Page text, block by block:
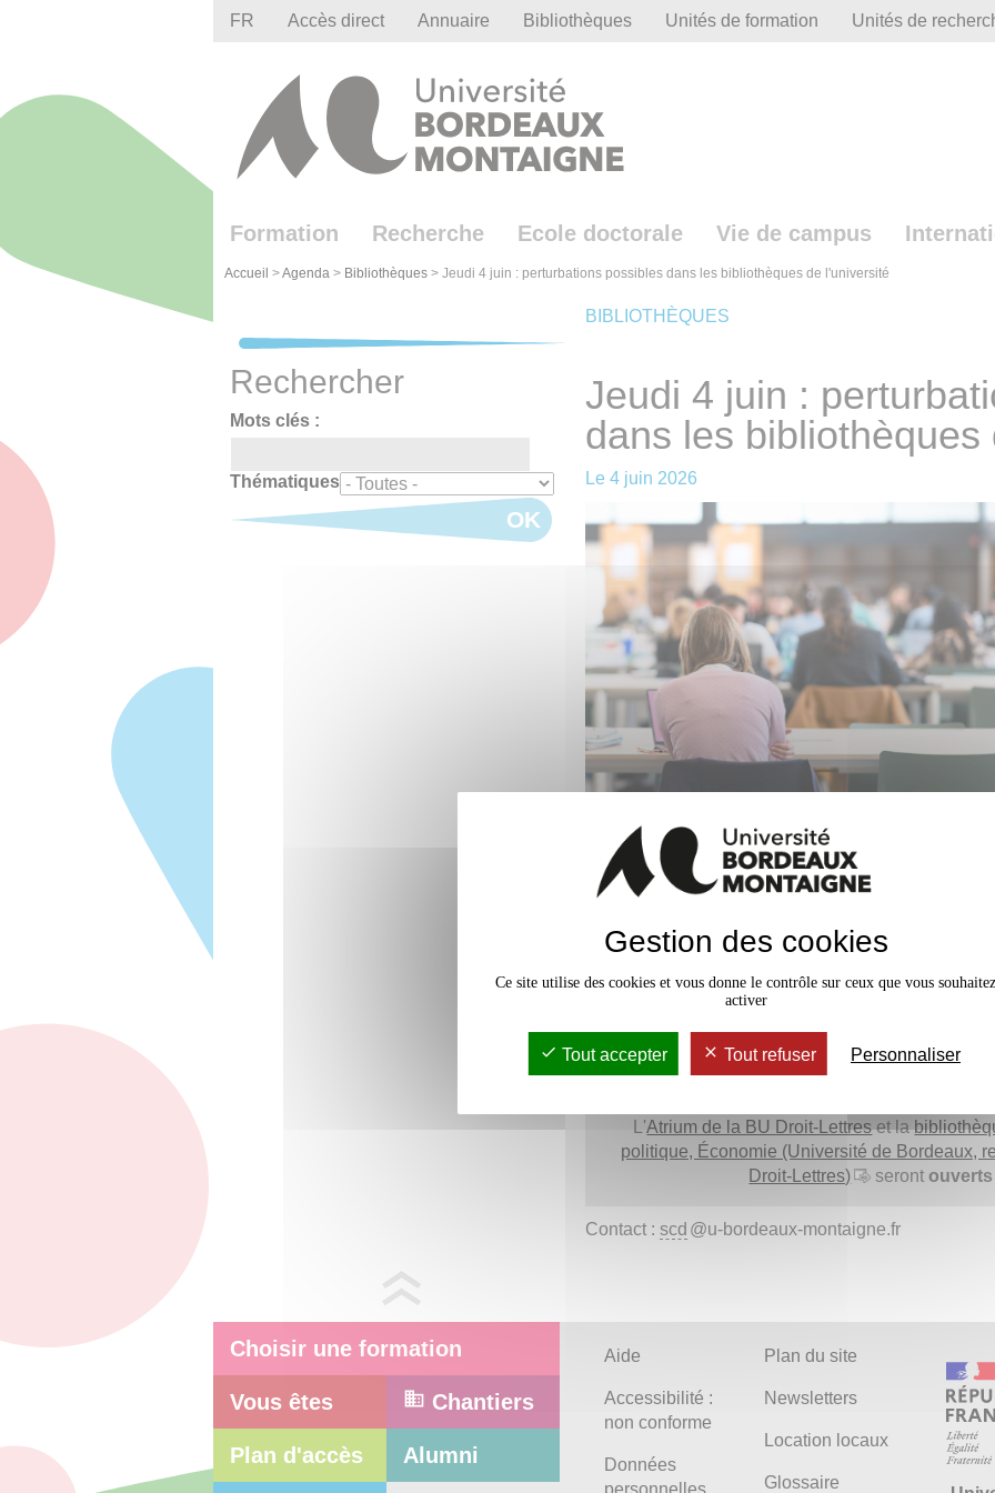
FR Accès direct Annuaire Bibliothèques Unités de formation Unités de
Formation Recherche Ecole doctorale Vie de campus
Accueil >Agenda > Bibliothèques > Jeudi 4 juin : perturbations possibles dans les bibliothèques de l'université
BIBLIOTHÈQUES
Jeudi 4 juin :
dans les bibliothèques
Le 4 juin 2026
Bibliothèque Lettres et
En raison d'une assemblée générale des
services des bibliothèques de l'université
perturbés le jeudi 4 juin entre 11h30 et 13h.
[Mise à jour : 9h30] : les bibliothèques seront
(services ponctuellement
L'Atrium de la BU Droit-Lettreset la
politique, Économie (Université de Bordeaux,
Droit-Lettres)
seront
Contact : scd @u-bordeaux-montaigne.fr
Rechercher
Mots clés :
Thématiques
OK
Choisir une formation
Vous êtes Chantiers
Plan d'accès Alumni
Aide
Accessibilité :
non conforme
Données
Plan du site
Newsletters
Location locaux
Glossaire
Gestion des cookies
Ce site utilise des cookies et vous donne le contrôle sur ceux que vous souhaitez
activer
Tout accepter Tout refuser Personnaliser